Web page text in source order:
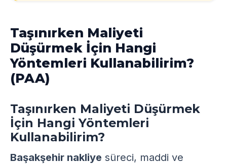
Taşınırken Maliyeti
Düşürmek İçin Hangi
Yöntemleri Kullanabilirim?
(PAA)
Taşınırken Maliyeti Düşürmek
İçin Hangi Yöntemleri
Kullanabilirim?
Başakşehir nakliye süreci, maddi ve